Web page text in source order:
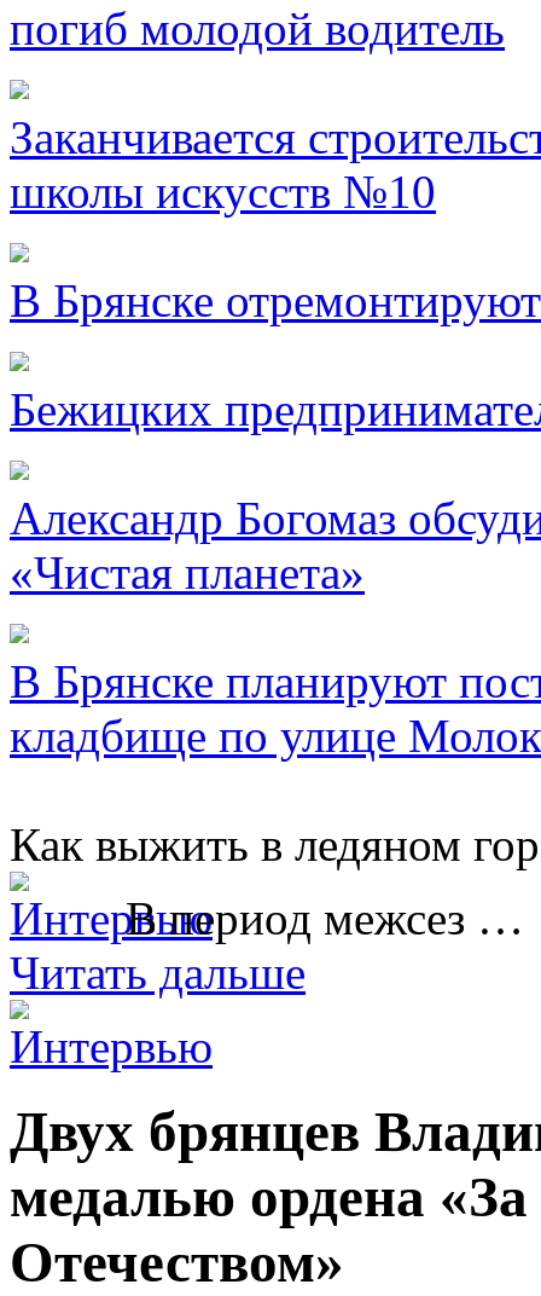
погиб молодой водитель
Заканчивается
школы искусств №10
В Брянске
Бежицких
Александр Богомаз
«Чистая планета»
В Брянске планируют
кладбище по улице
Как выжить в ледяном
В период межсез …
Читать дальше
Двух брянцев
медалью ордена «За
Отечеством»